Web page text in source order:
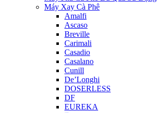
Máy Xay Cà Phê
Amalfi
Ascaso
Breville
Carimali
Casadio
Casalano
Cunill
De’Longhi
DOSERLESS
DF
EUREKA